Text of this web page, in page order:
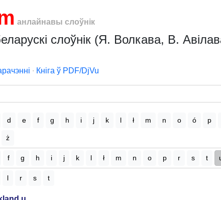
анлайнавы слоўнік
слоўнік (Я. Волкава, В.
∙ Кніга ў PDF/DjVu
d e f g h i j k l ł m n o ó p
ż
f g h i j k l ł m n o p r s t
l r s t